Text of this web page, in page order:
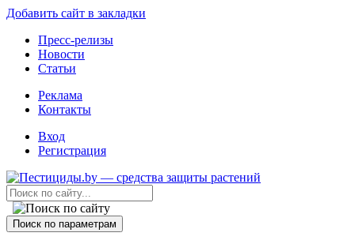
Добавить сайт в закладки
Пресс-релизы
Новости
Статьи
Реклама
Контакты
Вход
Регистрация
Поиск по параметрам